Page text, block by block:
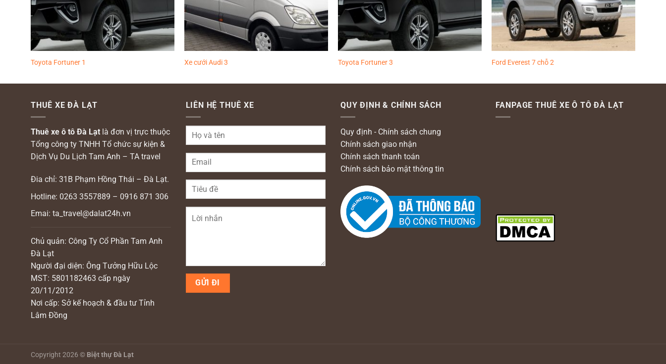
Toyota Fortuner 1 Xe cưới Audi 3 Toyota Fortuner 3 Ford Everest 7 chỗ 2
THUÊ XE ĐÀ LẠT
Thuê xe ô tô Đà Lạt là đơn vị trực thuộc
Tổng công ty TNHH Tổ chức sự kiện &
Dịch Vụ Du Lịch Tam Anh – TA travel
Đia chỉ: 31B Phạm Hồng Thái – Đà Lạt.
Hotline: 0263 3557889 – 0916 871 306
Emai: ta_travel@dalat24h.vn
Chủ quản: Công Ty Cổ Phần Tam Anh
Đà Lạt
Người đại diện: Ông Tưởng Hữu Lộc
MST: 5801182463 cấp ngày
20/11/2012
Nơi cấp: Sở kế hoạch & đầu tư Tỉnh
Lâm Đồng
LIÊN HỆ THUÊ XE QUY ĐỊNH & CHÍNH SÁCH
Quy định - Chính sách chung
Chính sách giao nhận
Chính sách thanh toán
Chính sách bảo mật thông tin
FANPAGE THUÊ XE Ô TÔ ĐÀ LẠT
Copyright 2026 © Biệt thự Đà Lạt